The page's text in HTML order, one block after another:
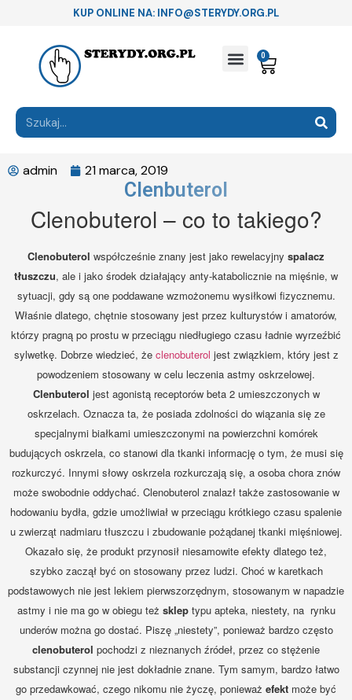
KUP ONLINE NA: INFO@STERYDY.ORG.PL
0
admin 21 marca, 2019
Clenbuterol
Clenobuterol – co to takiego?
Clenobuterol współcześnie znany jest jako rewelacyjny spalacz
tłuszczu, ale i jako środek działający anty-katabolicznie na mięśnie, w
sytuacji, gdy są one poddawane wzmożonemu wysiłkowi fizycznemu.
Właśnie dlatego, chętnie stosowany jest przez kulturystów i amatorów,
którzy pragną po prostu w przeciągu niedługiego czasu ładnie wyrzeźbić
sylwetkę. Dobrze wiedzieć, że clenobuterol jest związkiem, który jest z
powodzeniem stosowany w celu leczenia astmy oskrzelowej.
Clenbuterol jest agonistą receptorów beta 2 umieszczonych w
oskrzelach. Oznacza ta, że posiada zdolności do wiązania się ze
specjalnymi białkami umieszczonymi na powierzchni komórek
budujących oskrzela, co stanowi dla tkanki informację o tym, że musi się
rozkurczyć. Innymi słowy oskrzela rozkurczają się, a osoba chora znów
może swobodnie oddychać. Clenobuterol znalazł także zastosowanie w
hodowaniu bydła, gdzie umożliwiał w przeciągu krótkiego czasu spalenie
u zwierząt nadmiaru tłuszczu i zbudowanie pożądanej tkanki mięśniowej.
Okazało się, że produkt przynosił niesamowite efekty dlatego też,
szybko zaczął być on stosowany przez ludzi. Choć w karetkach
podstawowych nie jest lekiem pierwszorzędnym, stosowanym w napadzie
astmy i nie ma go w obiegu też skleptypu apteka, niestety, na rynku
underów można go dostać. Piszę „niestety”, ponieważ bardzo często
clenobuterol pochodzi z nieznanych źródeł, przez co stężenie
substancji czynnej nie jest dokładnie znane. Tym samym, bardzo łatwo
go przedawkować, czego nikomu nie życzę, ponieważ efekt może być